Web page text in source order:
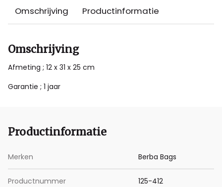
Omschrijving Productinformatie
Omschrijving
Afmeting ; 12 x 31 x 25 cm
Garantie ; 1 jaar
Productinformatie
Merken Berba Bags
Productnummer 125-412